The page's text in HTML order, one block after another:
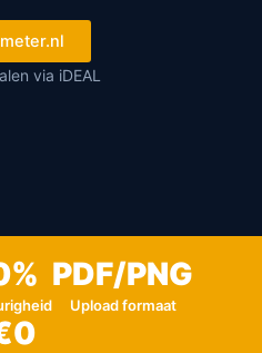
via iDEAL
PDF/PNG
Upload formaat